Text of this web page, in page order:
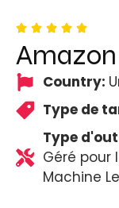
Country:
Type de
Type
Géré pour
Machine